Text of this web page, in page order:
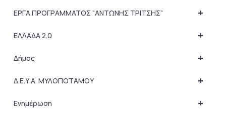
+
ΕΡΓΑ ΠΡΟΓΡΑΜΜΑΤΟΣ “ΑΝΤΩΝΗΣ ΤΡΙΤΣΗΣ”
+
ΕΛΛΑΔΑ 2.0
+
Δήμος
+
Δ.Ε.Υ.Α. ΜΥΛΟΠΟΤΑΜΟΥ
+
Ενημέρωση